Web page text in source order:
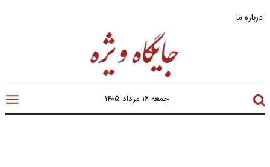
درباره ما
جمعه ۱۶ مرداد ۱۴۰۵